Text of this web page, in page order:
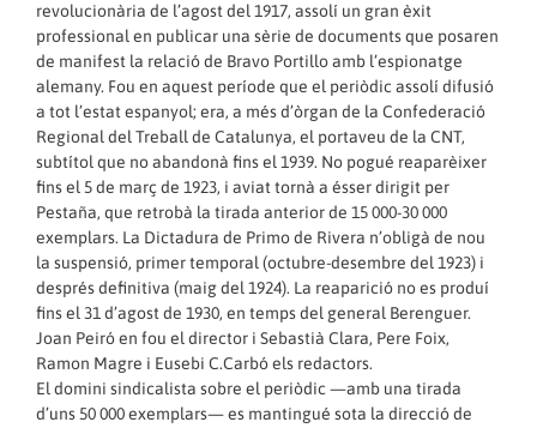
revolucionària de l’agost del 1917, assolí un gran èxit
professional en publicar una sèrie de documents que posaren
de manifest la relació de Bravo Portillo amb l’espionatge
alemany. Fou en aquest període que el periòdic assolí difusió
a tot l’estat espanyol; era, a més d’òrgan de la Confederació
Regional del Treball de Catalunya, el portaveu de la CNT,
subtítol que no abandonà fins el 1939. No pogué reaparèixer
fins el 5 de març de 1923, i aviat tornà a ésser dirigit per
Pestaña, que retrobà la tirada anterior de 15 000-30 000
exemplars. La Dictadura de Primo de Rivera n’obligà de nou
la suspensió, primer temporal (octubre-desembre del 1923) i
després definitiva (maig del 1924). La reaparició no es produí
fins el 31 d’agost de 1930, en temps del general Berenguer.
Joan Peiró en fou el director i Sebastià Clara, Pere Foix,
Ramon Magre i Eusebi C.Carbó els redactors.
El domini sindicalista sobre el periòdic —amb una tirada
d’uns 50 000 exemplars— es mantingué sota la direcció de